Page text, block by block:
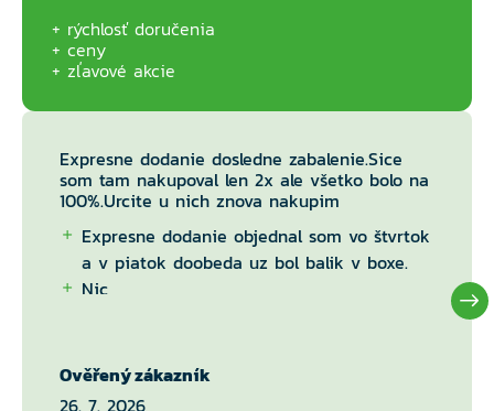
rýchlosť doručenia
ceny
zľavové akcie
Expresne dodanie dosledne zabalenie.Sice
som tam nakupoval len 2x ale všetko bolo na
100%.Urcite u nich znova nakupim
Expresne dodanie objednal som vo štvrtok
a v piatok doobeda uz bol balik v boxe.
Nic
Ověřený zákazník